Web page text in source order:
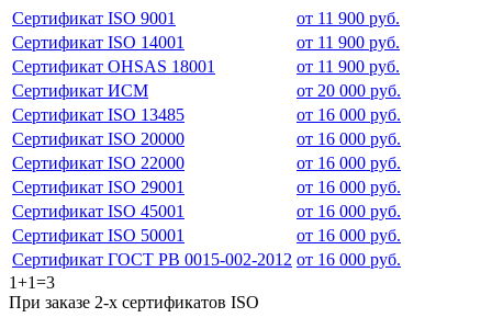
Сертификат ISO 9001
от 11 900 руб.
Сертификат ISO 14001
от 11 900 руб.
Сертификат OHSAS 18001
от 11 900 руб.
Сертификат ИСМ
от 20 000 руб.
Сертификат ISO 13485
от 16 000 руб.
Сертификат ISO 20000
от 16 000 руб.
Сертификат ISO 22000
от 16 000 руб.
Сертификат ISO 29001
от 16 000 руб.
Сертификат ISO 45001
от 16 000 руб.
Сертификат ISO 50001
от 16 000 руб.
Сертификат ГОСТ РВ 0015-002-2012 от 16 000 руб.
1+1=3
При заказе 2-х сертификатов ISO